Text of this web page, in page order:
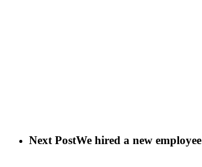
Next PostWe hired a new employee